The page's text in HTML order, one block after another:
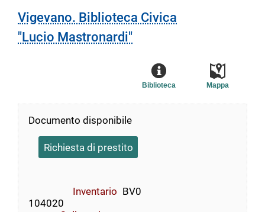
Vigevano. Biblioteca Civica
"Lucio Mastronardi"
Mappa
Biblioteca
Documento disponibile
Richiesta di prestito
Inventario BV0
104020